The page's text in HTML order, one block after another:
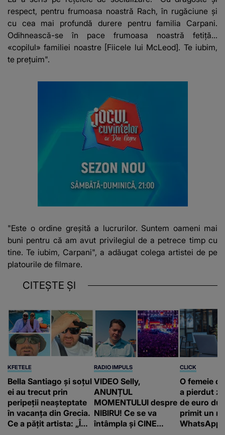
respect, pentru frumoasa noastră Rach, în rugăciune și
cu cea mai profundă durere pentru familia Carpani.
Odihnească-se în pace frumoasa noastră fetiță...
«copilul» familiei noastre [Fiicele lui McLeod]. Te iubim,
te prețuim".
"Este o ordine greșită a lucrurilor. Suntem oameni mai
buni pentru că am avut privilegiul de a petrece timp cu
tine. Te iubim, Carpani", a adăugat colega artistei de pe
platourile de filmare.
CITEȘTE ȘI
KFETELE
Bella Santiago și soțul
ei au trecut prin
peripeții neașteptate
în vacanța din Grecia.
Ce a pățit artista: „Îmi
RADIO IMPULS
VIDEO Selly,
ANUNȚUL
MOMENTULUI despre
NIBIRU! Ce se va
întâmpla și CINE
CLICK
O femeie
a pierdut
de euro
primit un